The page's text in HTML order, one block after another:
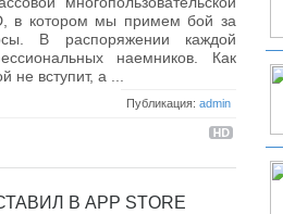
в котором мы примем бой за
В распоряжении каждой
наемников. Как
не вступит, а ...
Публикация: admin
В APP STORE